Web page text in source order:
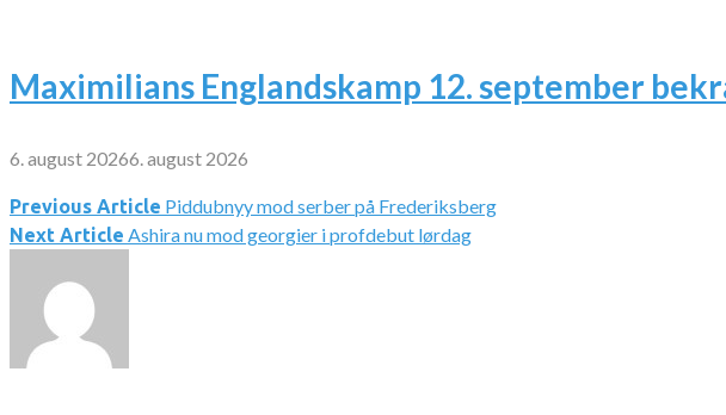
Maximilians Englandskamp 12. september
6. august 20266. august 2026
Indlægsnavigation
Previous Article Piddubnyy mod serber på Frederiksberg
Next Article Ashira nu mod georgier i profdebut lørdag